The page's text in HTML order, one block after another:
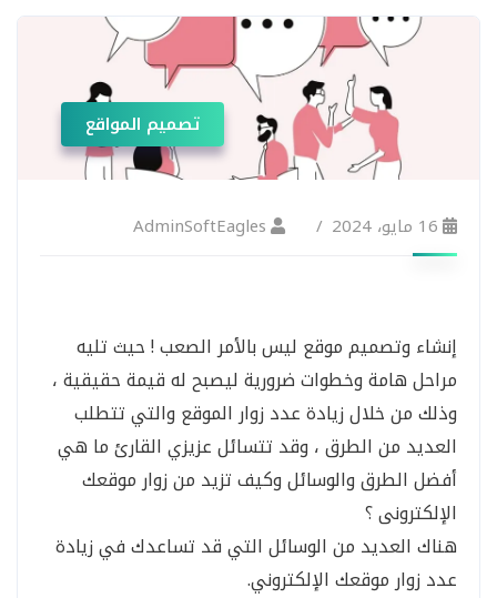
تصميم المواقع
16 مايو، 2024 AdminSoftEagles
إنشاء وتصميم موقع ليس بالأمر الصعب ! حيث تليه
مراحل هامة وخطوات ضرورية ليصبح له قيمة حقيقية ،
وذلك من خلال زيادة عدد زوار الموقع والتي تتطلب
العديد من الطرق ، وقد تتسائل عزيزي القارئ ما هي
أفضل الطرق والوسائل وكيف تزيد من زوار موقعك
الإلكترونى ؟
هناك العديد من الوسائل التي قد تساعدك في زيادة
عدد زوار موقعك الإلكتروني.